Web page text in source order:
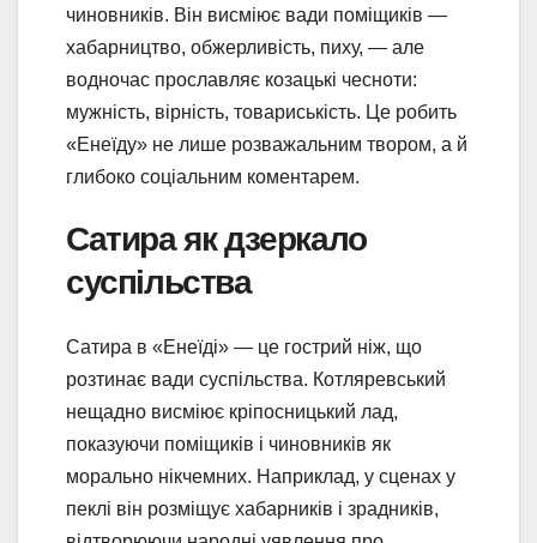
чиновників. Він висміює вади поміщиків —
хабарництво, обжерливість, пиху, — але
водночас прославляє козацькі чесноти:
мужність, вірність, товариськість. Це робить
«Енеїду» не лише розважальним твором, а й
глибоко соціальним коментарем.
Сатира як дзеркало
суспільства
Сатира в «Енеїді» — це гострий ніж, що
розтинає вади суспільства. Котляревський
нещадно висміює кріпосницький лад,
показуючи поміщиків і чиновників як
морально нікчемних. Наприклад, у сценах у
пеклі він розміщує хабарників і зрадників,